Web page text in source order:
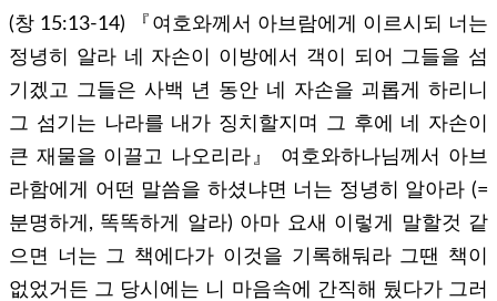
(창 15:13-14) 『여호와께서 아브람에게 이르시되 너는
정녕히 알라 네 자손이 이방에서 객이 되어 그들을 섬
기겠고 그들은 사백 년 동안 네 자손을 괴롭게 하리니
그 섬기는 나라를 내가 징치할지며 그 후에 네 자손이
큰 재물을 이끌고 나오리라』 여호와하나님께서 아브
라함에게 어떤 말씀을 하셨냐면 너는 정녕히 알아라 (=
분명하게, 똑똑하게 알라) 아마 요새 이렇게 말할것 같
으면 너는 그 책에다가 이것을 기록해둬라 그땐 책이
없었거든 그 당시에는 니 마음속에 간직해 뒀다가 그러